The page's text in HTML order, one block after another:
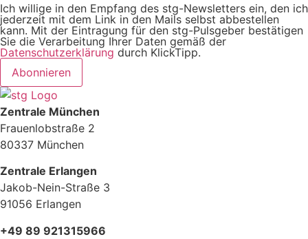
Ich willige in den Empfang des stg-Newsletters ein, den ich
jederzeit mit dem Link in den Mails selbst abbestellen
kann. Mit der Eintragung für den stg-Pulsgeber bestätigen
Sie die Verarbeitung Ihrer Daten gemäß der
Datenschutzerklärung durch KlickTipp.
Abonnieren
Zentrale München
Frauenlobstraße 2
80337 München
Zentrale Erlangen
Jakob-Nein-Straße 3
91056 Erlangen
+49 89 921315966